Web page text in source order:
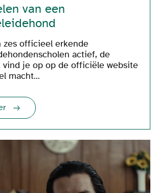
van een
zes officieel erkende
actief, de
vind je op op de officiële website
macht...